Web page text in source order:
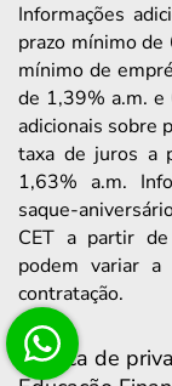
Informações
prazo mínimo
mínimo de
de 1,39% a.m. e
adicionais sobre
taxa de juros a
1,63% a.m.
saque-
CET a partir
podem variar
contratação.
Política de